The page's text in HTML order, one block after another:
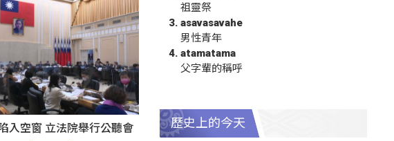
入空窗 立法院舉行公聽會
祖靈祭
asavasavahe
男性青年
atamatama
父字輩的稱呼
歷史上的今天